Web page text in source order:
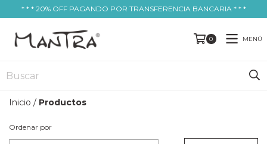
* * * 20% OFF PAGANDO POR TRANSFERENCIA BANCARIA * * *
0 MENÚ
Inicio / Productos
Ordenar por